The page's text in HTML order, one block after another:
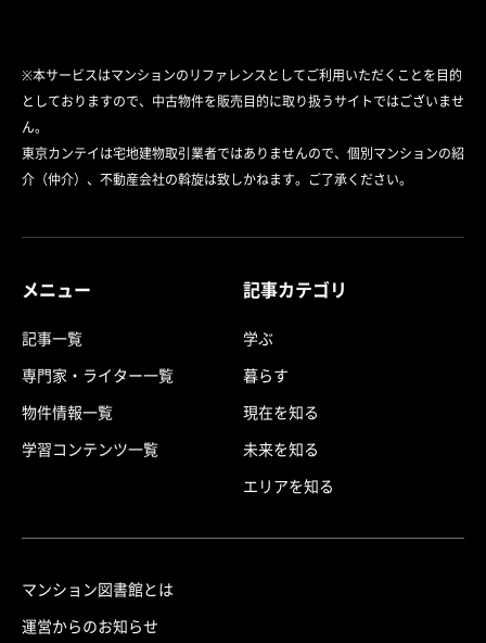
※本サービスはマンションのリファレンスとしてご利用いただくことを目的
としておりますので、中古物件を販売目的に取り扱うサイトではございませ
ん。
東京カンテイは宅地建物取引業者ではありませんので、個別マンションの紹
介（仲介）、不動産会社の斡旋は致しかねます。ご了承ください。
メニュー
記事一覧
専門家・ライター一覧
物件情報一覧
学習コンテンツ一覧
記事カテゴリ
学ぶ
暮らす
現在を知る
未来を知る
エリアを知る
マンション図書館とは
運営からのお知らせ